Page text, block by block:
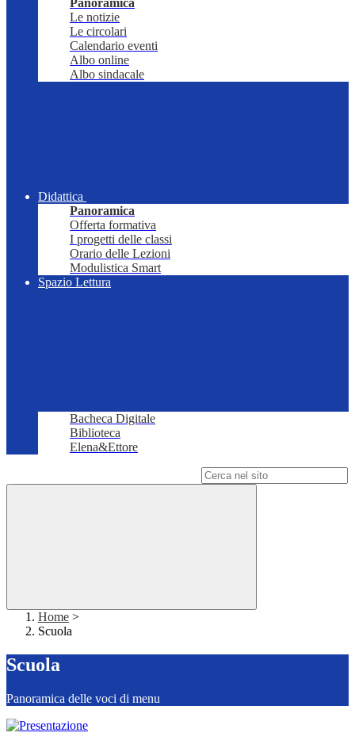
Panoramica
Le notizie
Le circolari
Calendario eventi
Albo online
Albo sindacale
Didattica
Panoramica
Offerta formativa
I progetti delle classi
Orario delle Lezioni
Modulistica Smart
Spazio Lettura
Bacheca Digitale
Biblioteca
Elena&Ettore
Home >
Scuola
Scuola
Panoramica delle voci di menu